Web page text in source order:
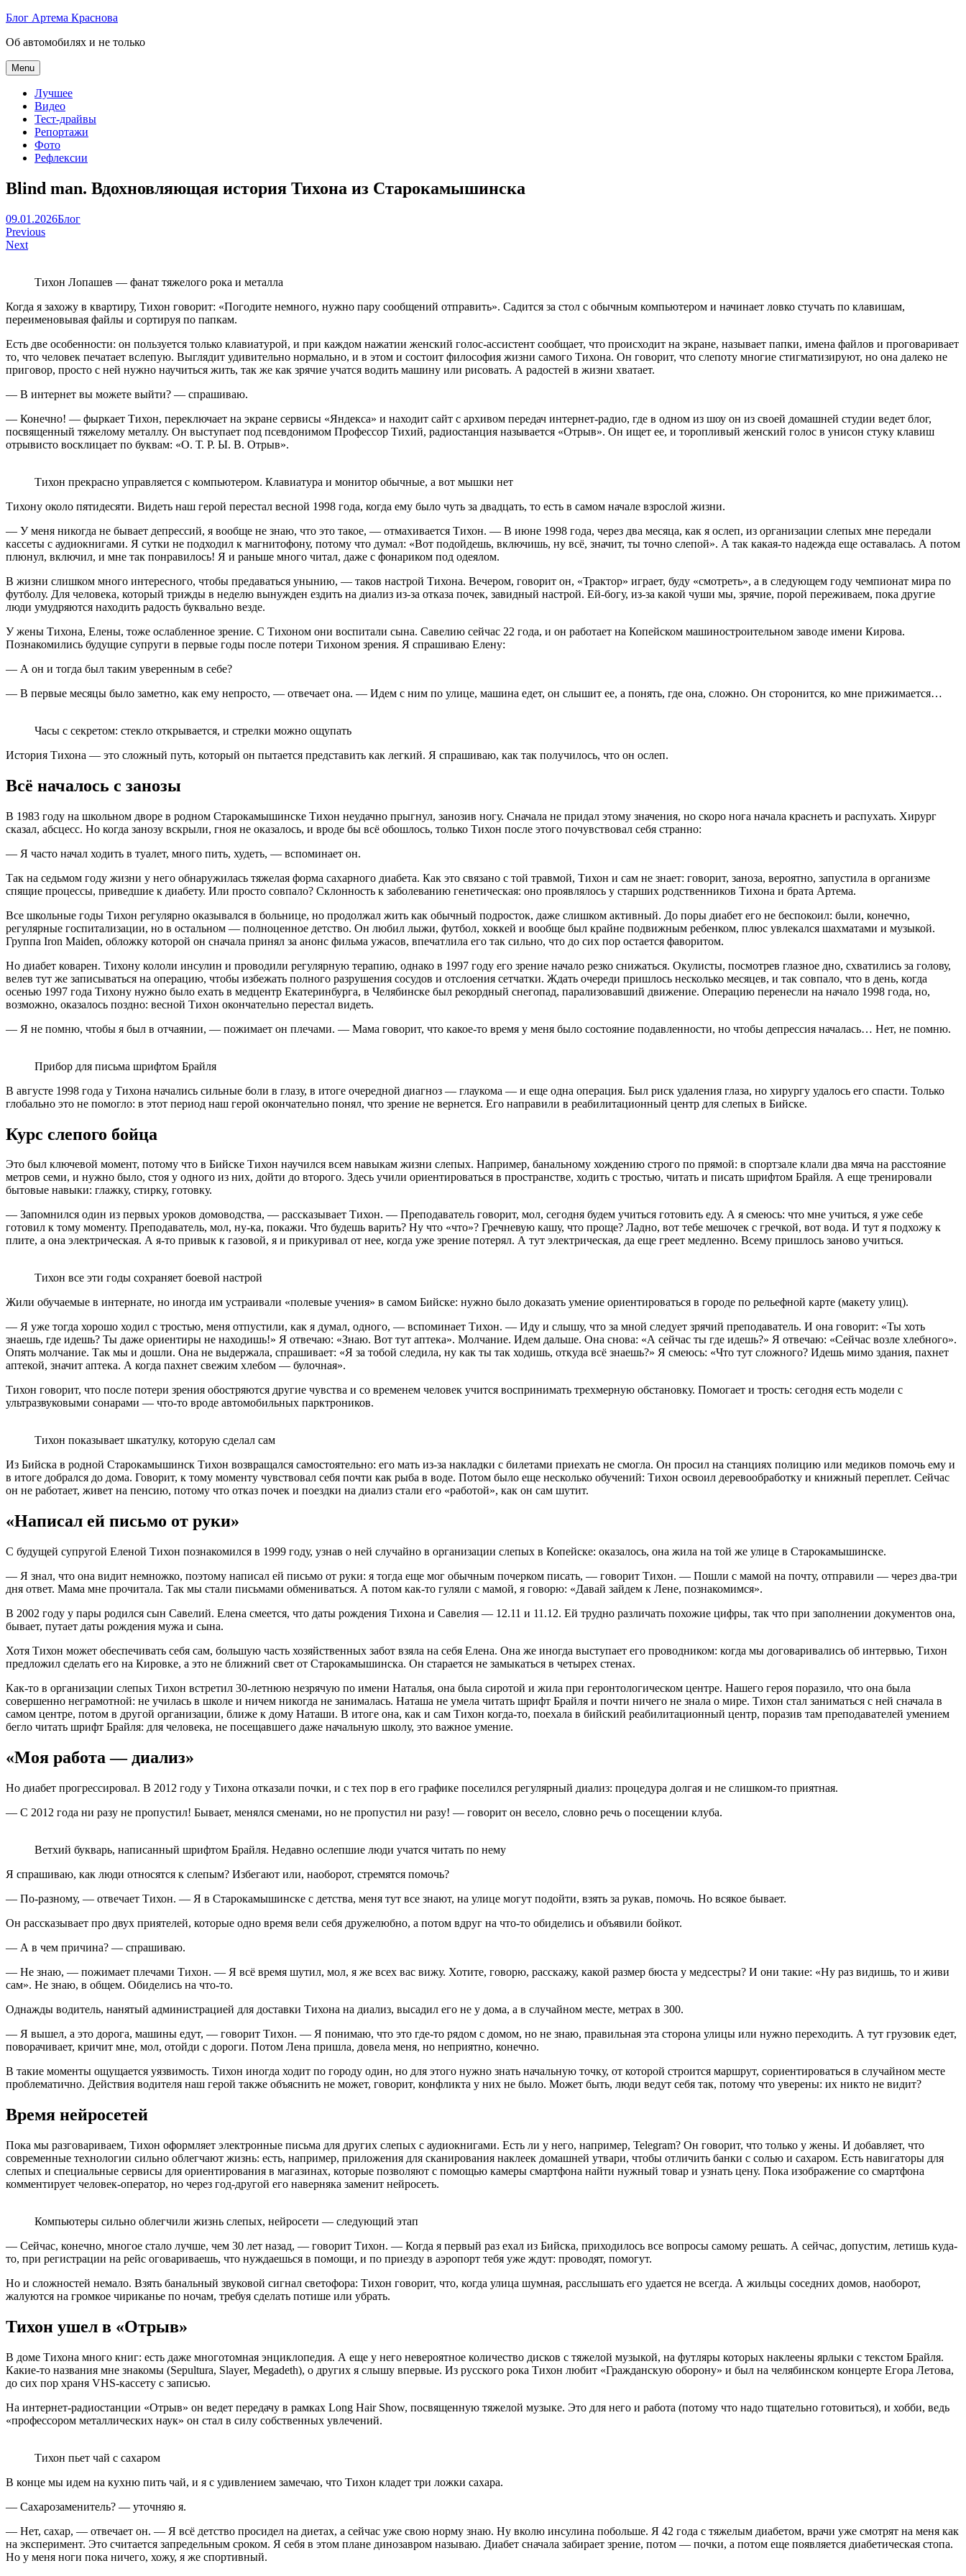
Skip
content
Блог Артема Краснова
Об автомобилях и не только
Menu
Лучшее
Видео
Тест-драйвы
Репортажи
Фото
Рефлексии
Blind man. Вдохновляющая история Тихона из Старокамышинска
Артем
Краснов
09.01.2026Блог
Навигация
по
Previous
Next
Тихон Лопашев — фанат тяжелого рока и металла
Когда я захожу в квартиру, Тихон говорит: «Погодите немного, нужно пару сообщений отправить». Садится за стол с обычным компьютером и начинает ловко стучать по клавишам,
переименовывая файлы и сортируя по папкам.
Есть две особенности: он пользуется только клавиатурой, и при каждом нажатии женский голос-ассистент сообщает, что происходит на экране, называет папки, имена файлов и проговаривает
то, что человек печатает вслепую. Выглядит удивительно нормально, и в этом и состоит философия жизни самого Тихона. Он говорит, что слепоту многие стигматизируют, но она далеко не
приговор, просто с ней нужно научиться жить, так же как зрячие учатся водить машину или рисовать. А радостей в жизни хватает.
— В интернет вы можете выйти? — спрашиваю.
— Конечно! — фыркает Тихон, переключает на экране сервисы «Яндекса» и находит сайт с архивом передач интернет-радио, где в одном из шоу он из своей домашней студии ведет блог,
посвященный тяжелому металлу. Он выступает под псевдонимом Профессор Тихий, радиостанция называется «Отрыв». Он ищет ее, и торопливый женский голос в унисон стуку клавиш
отрывисто восклицает по буквам: «О. Т. Р. Ы. В. Отрыв».
Тихон прекрасно управляется с компьютером. Клавиатура и монитор обычные, а вот мышки нет
Тихону около пятидесяти. Видеть наш герой перестал весной 1998 года, когда ему было чуть за двадцать, то есть в самом начале взрослой жизни.
— У меня никогда не бывает депрессий, я вообще не знаю, что это такое, — отмахивается Тихон. — В июне 1998 года, через два месяца, как я ослеп, из организации слепых мне передали
кассеты с аудиокнигами. Я сутки не подходил к магнитофону, потому что думал: «Вот подойдешь, включишь, ну всё, значит, ты точно слепой». А так какая-то надежда еще оставалась. А потом
плюнул, включил, и мне так понравилось! Я и раньше много читал, даже с фонариком под одеялом.
В жизни слишком много интересного, чтобы предаваться унынию, — таков настрой Тихона. Вечером, говорит он, «Трактор» играет, буду «смотреть», а в следующем году чемпионат мира по
футболу. Для человека, который трижды в неделю вынужден ездить на диализ из-за отказа почек, завидный настрой. Ей-богу, из-за какой чуши мы, зрячие, порой переживаем, пока другие
люди умудряются находить радость буквально везде.
У жены Тихона, Елены, тоже ослабленное зрение. С Тихоном они воспитали сына. Савелию сейчас 22 года, и он работает на Копейском машиностроительном заводе имени Кирова.
Познакомились будущие супруги в первые годы после потери Тихоном зрения. Я спрашиваю Елену:
— А он и тогда был таким уверенным в себе?
— В первые месяцы было заметно, как ему непросто, — отвечает она. — Идем с ним по улице, машина едет, он слышит ее, а понять, где она, сложно. Он сторонится, ко мне прижимается…
Часы с секретом: стекло открывается, и стрелки можно ощупать
История Тихона — это сложный путь, который он пытается представить как легкий. Я спрашиваю, как так получилось, что он ослеп.
Всё началось с занозы
В 1983 году на школьном дворе в родном Старокамышинске Тихон неудачно прыгнул, занозив ногу. Сначала не придал этому значения, но скоро нога начала краснеть и распухать. Хирург
сказал, абсцесс. Но когда занозу вскрыли, гноя не оказалось, и вроде бы всё обошлось, только Тихон после этого почувствовал себя странно:
— Я часто начал ходить в туалет, много пить, худеть, — вспоминает он.
Так на седьмом году жизни у него обнаружилась тяжелая форма сахарного диабета. Как это связано с той травмой, Тихон и сам не знает: говорит, заноза, вероятно, запустила в организме
спящие процессы, приведшие к диабету. Или просто совпало? Склонность к заболеванию генетическая: оно проявлялось у старших родственников Тихона и брата Артема.
Все школьные годы Тихон регулярно оказывался в больнице, но продолжал жить как обычный подросток, даже слишком активный. До поры диабет его не беспокоил: были, конечно,
регулярные госпитализации, но в остальном — полноценное детство. Он любил лыжи, футбол, хоккей и вообще был крайне подвижным ребенком, плюс увлекался шахматами и музыкой.
Группа Iron Maiden, обложку которой он сначала принял за анонс фильма ужасов, впечатлила его так сильно, что до сих пор остается фаворитом.
Но диабет коварен. Тихону кололи инсулин и проводили регулярную терапию, однако в 1997 году его зрение начало резко снижаться. Окулисты, посмотрев глазное дно, схватились за голову,
велев тут же записываться на операцию, чтобы избежать полного разрушения сосудов и отслоения сетчатки. Ждать очереди пришлось несколько месяцев, и так совпало, что в день, когда
осенью 1997 года Тихону нужно было ехать в медцентр Екатеринбурга, в Челябинске был рекордный снегопад, парализовавший движение. Операцию перенесли на начало 1998 года, но,
возможно, оказалось поздно: весной Тихон окончательно перестал видеть.
— Я не помню, чтобы я был в отчаянии, — пожимает он плечами. — Мама говорит, что какое-то время у меня было состояние подавленности, но чтобы депрессия началась… Нет, не помню.
Прибор для письма шрифтом Брайля
В августе 1998 года у Тихона начались сильные боли в глазу, в итоге очередной диагноз — глаукома — и еще одна операция. Был риск удаления глаза, но хирургу удалось его спасти. Только
глобально это не помогло: в этот период наш герой окончательно понял, что зрение не вернется. Его направили в реабилитационный центр для слепых в Бийске.
Курс слепого бойца
Это был ключевой момент, потому что в Бийске Тихон научился всем навыкам жизни слепых. Например, банальному хождению строго по прямой: в спортзале клали два мяча на расстояние
метров семи, и нужно было, стоя у одного из них, дойти до второго. Здесь учили ориентироваться в пространстве, ходить с тростью, читать и писать шрифтом Брайля. А еще тренировали
бытовые навыки: глажку, стирку, готовку.
— Запомнился один из первых уроков домоводства, — рассказывает Тихон. — Преподаватель говорит, мол, сегодня будем учиться готовить еду. А я смеюсь: что мне учиться, я уже себе
готовил к тому моменту. Преподаватель, мол, ну-ка, покажи. Что будешь варить? Ну что «что»? Гречневую кашу, что проще? Ладно, вот тебе мешочек с гречкой, вот вода. И тут я подхожу к
плите, а она электрическая. А я-то привык к газовой, я и прикуривал от нее, когда уже зрение потерял. А тут электрическая, да еще греет медленно. Всему пришлось заново учиться.
Тихон все эти годы сохраняет боевой настрой
Жили обучаемые в интернате, но иногда им устраивали «полевые учения» в самом Бийске: нужно было доказать умение ориентироваться в городе по рельефной карте (макету улиц).
— Я уже тогда хорошо ходил с тростью, меня отпустили, как я думал, одного, — вспоминает Тихон. — Иду и слышу, что за мной следует зрячий преподаватель. И она говорит: «Ты хоть
знаешь, где идешь? Ты даже ориентиры не находишь!» Я отвечаю: «Знаю. Вот тут аптека». Молчание. Идем дальше. Она снова: «А сейчас ты где идешь?» Я отвечаю: «Сейчас возле хлебного».
Опять молчание. Так мы и дошли. Она не выдержала, спрашивает: «Я за тобой следила, ну как ты так ходишь, откуда всё знаешь?» Я смеюсь: «Что тут сложного? Идешь мимо здания, пахнет
аптекой, значит аптека. А когда пахнет свежим хлебом — булочная».
Тихон говорит, что после потери зрения обостряются другие чувства и со временем человек учится воспринимать трехмерную обстановку. Помогает и трость: сегодня есть модели с
ультразвуковыми сонарами — что-то вроде автомобильных парктроников.
Тихон показывает шкатулку, которую сделал сам
Из Бийска в родной Старокамышинск Тихон возвращался самостоятельно: его мать из-за накладки с билетами приехать не смогла. Он просил на станциях полицию или медиков помочь ему и
в итоге добрался до дома. Говорит, к тому моменту чувствовал себя почти как рыба в воде. Потом было еще несколько обучений: Тихон освоил деревообработку и книжный переплет. Сейчас
он не работает, живет на пенсию, потому что отказ почек и поездки на диализ стали его «работой», как он сам шутит.
«Написал ей письмо от руки»
С будущей супругой Еленой Тихон познакомился в 1999 году, узнав о ней случайно в организации слепых в Копейске: оказалось, она жила на той же улице в Старокамышинске.
— Я знал, что она видит немножко, поэтому написал ей письмо от руки: я тогда еще мог обычным почерком писать, — говорит Тихон. — Пошли с мамой на почту, отправили — через два-три
дня ответ. Мама мне прочитала. Так мы стали письмами обмениваться. А потом как-то гуляли с мамой, я говорю: «Давай зайдем к Лене, познакомимся».
В 2002 году у пары родился сын Савелий. Елена смеется, что даты рождения Тихона и Савелия — 12.11 и 11.12. Ей трудно различать похожие цифры, так что при заполнении документов она,
бывает, путает даты рождения мужа и сына.
Хотя Тихон может обеспечивать себя сам, большую часть хозяйственных забот взяла на себя Елена. Она же иногда выступает его проводником: когда мы договаривались об интервью, Тихон
предложил сделать его на Кировке, а это не ближний свет от Старокамышинска. Он старается не замыкаться в четырех стенах.
Как-то в организации слепых Тихон встретил 30-летнюю незрячую по имени Наталья, она была сиротой и жила при геронтологическом центре. Нашего героя поразило, что она была
совершенно неграмотной: не училась в школе и ничем никогда не занималась. Наташа не умела читать шрифт Брайля и почти ничего не знала о мире. Тихон стал заниматься с ней сначала в
самом центре, потом в другой организации, ближе к дому Наташи. В итоге она, как и сам Тихон когда-то, поехала в бийский реабилитационный центр, поразив там преподавателей умением
бегло читать шрифт Брайля: для человека, не посещавшего даже начальную школу, это важное умение.
«Моя работа — диализ»
Но диабет прогрессировал. В 2012 году у Тихона отказали почки, и с тех пор в его графике поселился регулярный диализ: процедура долгая и не слишком-то приятная.
— С 2012 года ни разу не пропустил! Бывает, менялся сменами, но не пропустил ни разу! — говорит он весело, словно речь о посещении клуба.
Ветхий букварь, написанный шрифтом Брайля. Недавно ослепшие люди учатся читать по нему
Я спрашиваю, как люди относятся к слепым? Избегают или, наоборот, стремятся помочь?
— По-разному, — отвечает Тихон. — Я в Старокамышинске с детства, меня тут все знают, на улице могут подойти, взять за рукав, помочь. Но всякое бывает.
Он рассказывает про двух приятелей, которые одно время вели себя дружелюбно, а потом вдруг на что-то обиделись и объявили бойкот.
— А в чем причина? — спрашиваю.
— Не знаю, — пожимает плечами Тихон. — Я всё время шутил, мол, я же всех вас вижу. Хотите, говорю, расскажу, какой размер бюста у медсестры? И они такие: «Ну раз видишь, то и живи
сам». Не знаю, в общем. Обиделись на что-то.
Однажды водитель, нанятый администрацией для доставки Тихона на диализ, высадил его не у дома, а в случайном месте, метрах в 300.
— Я вышел, а это дорога, машины едут, — говорит Тихон. — Я понимаю, что это где-то рядом с домом, но не знаю, правильная эта сторона улицы или нужно переходить. А тут грузовик едет,
поворачивает, кричит мне, мол, отойди с дороги. Потом Лена пришла, довела меня, но неприятно, конечно.
В такие моменты ощущается уязвимость. Тихон иногда ходит по городу один, но для этого нужно знать начальную точку, от которой строится маршрут, сориентироваться в случайном месте
проблематично. Действия водителя наш герой также объяснить не может, говорит, конфликта у них не было. Может быть, люди ведут себя так, потому что уверены: их никто не видит?
Время нейросетей
Пока мы разговариваем, Тихон оформляет электронные письма для других слепых с аудиокнигами. Есть ли у него, например, Telegram? Он говорит, что только у жены. И добавляет, что
современные технологии сильно облегчают жизнь: есть, например, приложения для сканирования наклеек домашней утвари, чтобы отличить банки с солью и сахаром. Есть навигаторы для
слепых и специальные сервисы для ориентирования в магазинах, которые позволяют с помощью камеры смартфона найти нужный товар и узнать цену. Пока изображение со смартфона
комментирует человек-оператор, но через год-другой его наверняка заменит нейросеть.
Компьютеры сильно облегчили жизнь слепых, нейросети — следующий этап
— Сейчас, конечно, многое стало лучше, чем 30 лет назад, — говорит Тихон. — Когда я первый раз ехал из Бийска, приходилось все вопросы самому решать. А сейчас, допустим, летишь куда-
то, при регистрации на рейс оговариваешь, что нуждаешься в помощи, и по приезду в аэропорт тебя уже ждут: проводят, помогут.
Но и сложностей немало. Взять банальный звуковой сигнал светофора: Тихон говорит, что, когда улица шумная, расслышать его удается не всегда. А жильцы соседних домов, наоборот,
жалуются на громкое чириканье по ночам, требуя сделать потише или убрать.
Тихон ушел в «Отрыв»
В доме Тихона много книг: есть даже многотомная энциклопедия. А еще у него невероятное количество дисков с тяжелой музыкой, на футляры которых наклеены ярлыки с текстом Брайля.
Какие-то названия мне знакомы (Sepultura, Slayer, Megadeth), о других я слышу впервые. Из русского рока Тихон любит «Гражданскую оборону» и был на челябинском концерте Егора Летова,
до сих пор храня VHS-кассету с записью.
На интернет-радиостанции «Отрыв» он ведет передачу в рамках Long Hair Show, посвященную тяжелой музыке. Это для него и работа (потому что надо тщательно готовиться), и хобби, ведь
«профессором металлических наук» он стал в силу собственных увлечений.
Тихон пьет чай с сахаром
В конце мы идем на кухню пить чай, и я с удивлением замечаю, что Тихон кладет три ложки сахара.
— Сахарозаменитель? — уточняю я.
— Нет, сахар, — отвечает он. — Я всё детство просидел на диетах, а сейчас уже свою норму знаю. Ну вколю инсулина побольше. Я 42 года с тяжелым диабетом, врачи уже смотрят на меня как
на эксперимент. Это считается запредельным сроком. Я себя в этом плане динозавром называю. Диабет сначала забирает зрение, потом — почки, а потом еще появляется диабетическая стопа.
Но у меня ноги пока ничего, хожу, я же спортивный.